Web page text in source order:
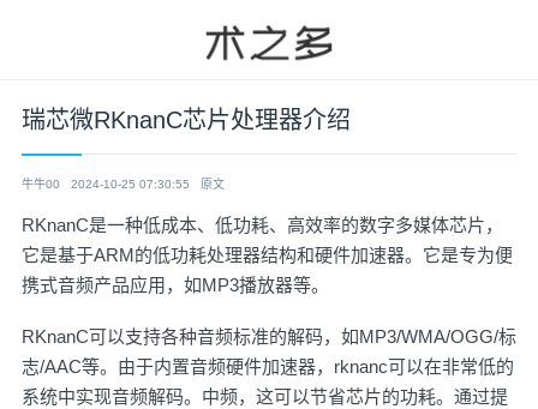
瑞芯微RKnanC芯片处理器介绍
牛牛00 2024-10-25 07:30:55 原文
RKnanC是一种低成本、低功耗、高效率的数字多媒体芯片，
它是基于ARM的低功耗处理器结构和硬件加速器。它是专为便
携式音频产品应用，如MP3播放器等。
RKnanC可以支持各种音频标准的解码，如MP3/WMA/OGG/标
志/AAC等。由于内置音频硬件加速器，rknanc可以在非常低的
系统中实现音频解码。中频，这可以节省芯片的功耗。通过提